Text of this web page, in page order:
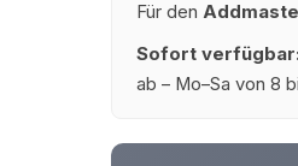
Für den
Sofort verfügbar:
ab – Mo–Sa von 8